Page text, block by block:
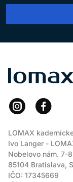
LOMAX
LOMAX
Ivo Langer -
Nobelovo nám. 7-8
85104 Bratislava,
IČO: 17345669